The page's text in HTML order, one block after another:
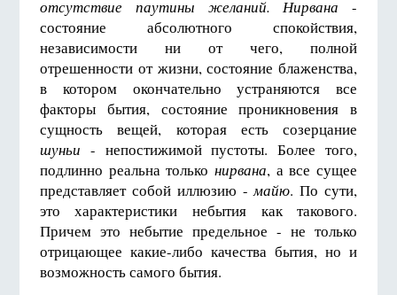
отсутствие паутины желаний. Нирвана -
состояние абсолютного спокойствия,
независимости ни от чего, полной
отрешенности от жизни, состояние блаженства,
в котором окончательно устраняются все
факторы бытия, состояние проникновения в
сущность вещей, которая есть созерцание
шуньи - непостижимой пустоты. Более того,
подлинно реальна только нирвана, а все сущее
представляет собой иллюзию - майю. По сути,
это характеристики небытия как такового.
Причем это небытие предельное - не только
отрицающее какие-либо качества бытия, но и
возможность самого бытия.